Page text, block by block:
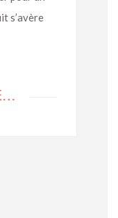
s’avère